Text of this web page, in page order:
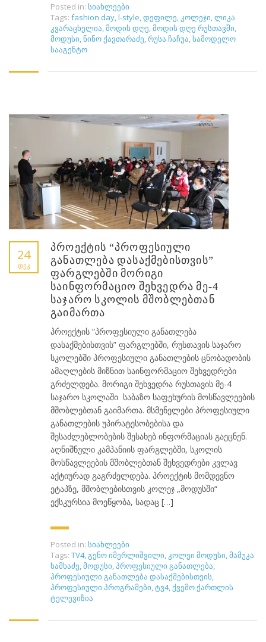
Posted in: სიახლეები
Tags: fashion day l-style დეფილე კოლეჯი ლიკა
კვარაცხელია მოდის დღე მოდის დღე რუსთავში
მოდუსი ნინო ქავთარაძე რუსა ჩაჩუა სამოდელო
სააგენტო
24
ᲓᲔᲙ
პროექტის “პროფესიული
განათლება დასაქმებისთვის”
ფარგლებში მორიგი
საინფორმაციო შეხვედრა მე-4
საჯარო სკოლის მშობლებთან
გაიმართა
პროექტის “პროფესიული განათლება
დასაქმებისთვის” ფარგლებში, რუსთავის საჯარო
სკოლებში პროფესიული განათლების ცნობადობის
ამაღლების მიზნით საინფორმაციო შეხვედრები
გრძელდება. მორიგი შეხვედრა რუსთავის მე-4
საჯარო სკოლაში საბაზო საფეხურის მოსწავლეების
მშობლებთან გაიმართა. მსმენელები პროფესიული
განათლების უპირატესობებისა და
შესაძლებლობების შესახებ ინფორმაციას გაეცნენ.
აღნიშნული კამპანიის ფარგლებში, სკოლის
მოსწავლეების მშობლებთან შეხვედრები კვლავ
აქტიურად გაგრძელდება. პროექტის მომდევნო
ეტაპზე, მშობლებისთვის კოლეჯ „მოდუსში“
ექსკურსია მოეწყობა, სადაც […]
Posted in: სიახლეები
Tags: TV4, გენო იმერლიშვილი კოლეი მოდუსი მამუკა
ხამხაძე მოდუსი პროფესიული განათლება
პროფესიული განათლება დასაქმებისთვის
პროფესიული პროგრამები ტვ4, ქვემო ქართლის
ტელევიზია